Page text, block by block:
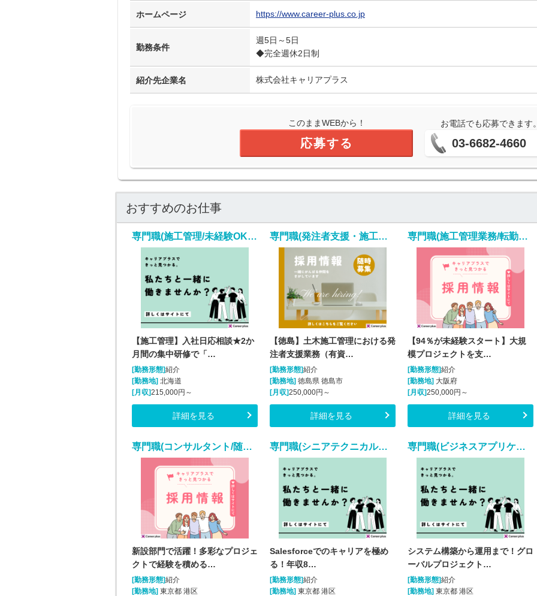
ホームページ https://www.career-plus.co.jp
勤務条件
週5日～5日
◆完全週休2日制
紹介先企業名 株式会社キャリアプラス
このままWEBから！
応募する
お電話でも応募できます
03-6682-4660
おすすめのお仕事
専門職(施工管理/未経験OK/業界No.1の研修制度)
【施工管理】入社日応相談★2か
月間の集中研修で「…
[勤務形態]紹介
[勤務地] 北海道
[月収]215,000円～
詳細を見る
専門職(発注者支援・施工管理業務/内勤メイン)
【徳島】土木施工管理における発
注者支援業務（有資…
[勤務形態]紹介
[勤務地] 徳島県 徳島市
[月収]250,000円～
詳細を見る
専門職(施工管理業務/転勤なし・年収350万以上)
【94％が未経験スタート】大規
模プロジェクトを支…
[勤務形態]紹介
[勤務地] 大阪府
[月収]250,000円～
詳細を見る
専門職(コンサルタント/随時入社/正社員)
新設部門で活躍！多彩なプロジェ
クトで経験を積める…
[勤務形態]紹介
[勤務地] 東京都 港区
専門職(シニアテクニカルアーキテクト/随時入社/正社員)
Salesforceでのキャリアを極め
る！年収8…
[勤務形態]紹介
[勤務地] 東京都 港区
専門職(ビジネスアプリケーションコンサルタント/正社員)
システム構築から運用まで！グロ
ーバルプロジェクト…
[勤務形態]紹介
[勤務地] 東京都 港区